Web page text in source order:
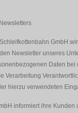
GmbH
Newsletter unseres
Daten bei
Verarbeitung
hierzu verwendeten
informiert ihre Kunden